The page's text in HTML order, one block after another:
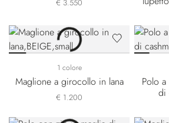
€ 3.550
1 colore
Maglione a girocollo in lana
€ 1.200
Polo
di